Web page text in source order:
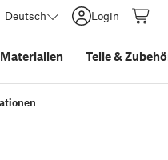
Deutsch Login
Materialien Teile&